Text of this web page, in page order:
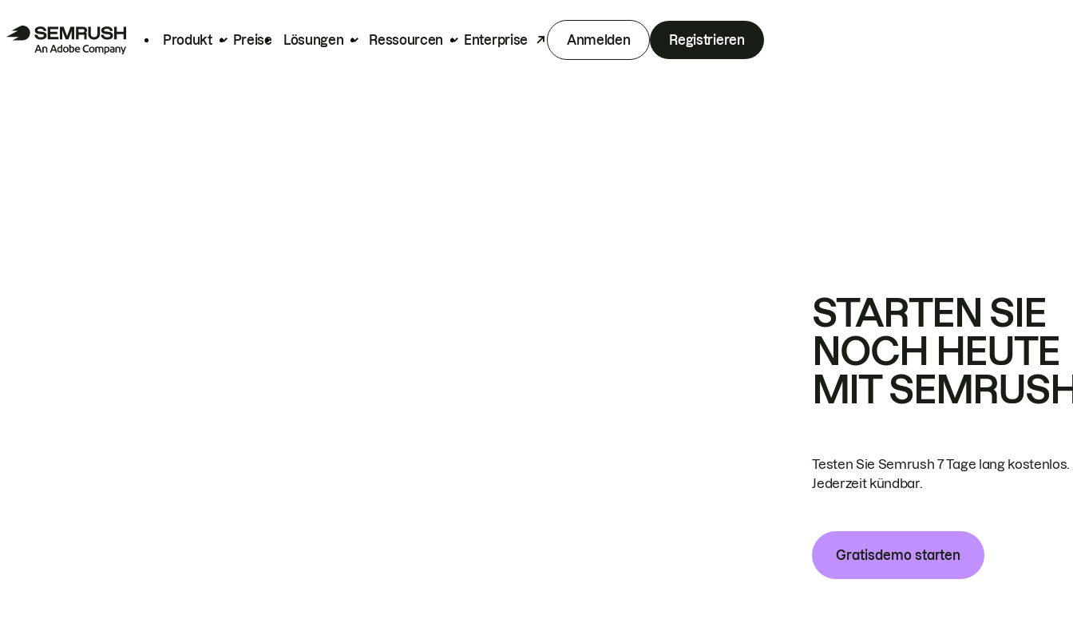
Produkt Preise Lösungen Ressourcen Enterprise Anmelden Registrieren
STARTEN SIE
NOCH HEUTE
MIT
Testen Sie Semrush 7 Tage lang kostenlos.
Jederzeit kündbar.
Gratisdemo starten